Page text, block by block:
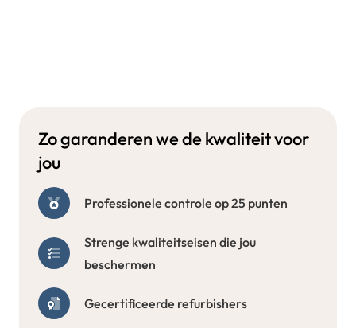
Zo garanderen we de kwaliteit voor
jou
Professionele controle op 25 punten
Strenge kwaliteitseisen die jou
beschermen
Gecertificeerde refurbishers